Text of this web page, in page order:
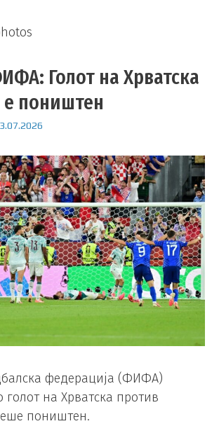
Голот на Хрватска
поништен
федерација (ФИФА)
голот на Хрватска против
поништен.